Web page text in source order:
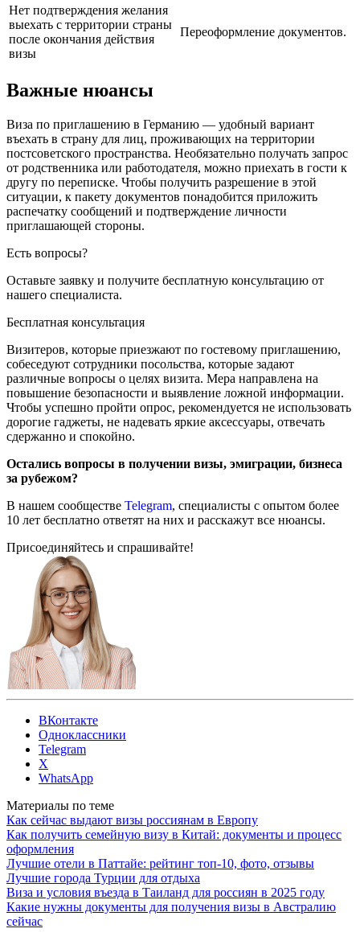
Нет подтверждения желания
выехать с территории страны
после окончания действия
визы
Переоформление документов.
Важные нюансы
Виза по приглашению в Германию — удобный вариант
въехать в страну для лиц, проживающих на территории
постсоветского пространства. Необязательно получать запрос
от родственника или работодателя, можно приехать в гости к
другу по переписке. Чтобы получить разрешение в этой
ситуации, к пакету документов понадобится приложить
распечатку сообщений и подтверждение личности
приглашающей стороны.
Есть вопросы?
Оставьте заявку и получите бесплатную консультацию от
нашего специалиста.
Бесплатная консультация
Визитеров, которые приезжают по гостевому приглашению,
собеседуют сотрудники посольства, которые задают
различные вопросы о целях визита. Мера направлена на
повышение безопасности и выявление ложной информации.
Чтобы успешно пройти опрос, рекомендуется не использовать
дорогие гаджеты, не надевать яркие аксессуары, отвечать
сдержанно и спокойно.
Остались вопросы в получении визы, эмиграции, бизнеса
за рубежом?
В нашем сообществе Telegram, специалисты с опытом более
10 лет бесплатно ответят на них и расскажут все нюансы.
Присоединяйтесь и спрашивайте!
ВКонтакте
Одноклассники
Telegram
X
WhatsApp
Материалы по теме
Как сейчас выдают визы россиянам в Европу
Как получить семейную визу в Китай: документы и процесс
оформления
Лучшие отели в Паттайе: рейтинг топ-10, фото, отзывы
Лучшие города Турции для отдыха
Виза и условия въезда в Таиланд для россиян в 2025 году
Какие нужны документы для получения визы в Австралию
сейчас